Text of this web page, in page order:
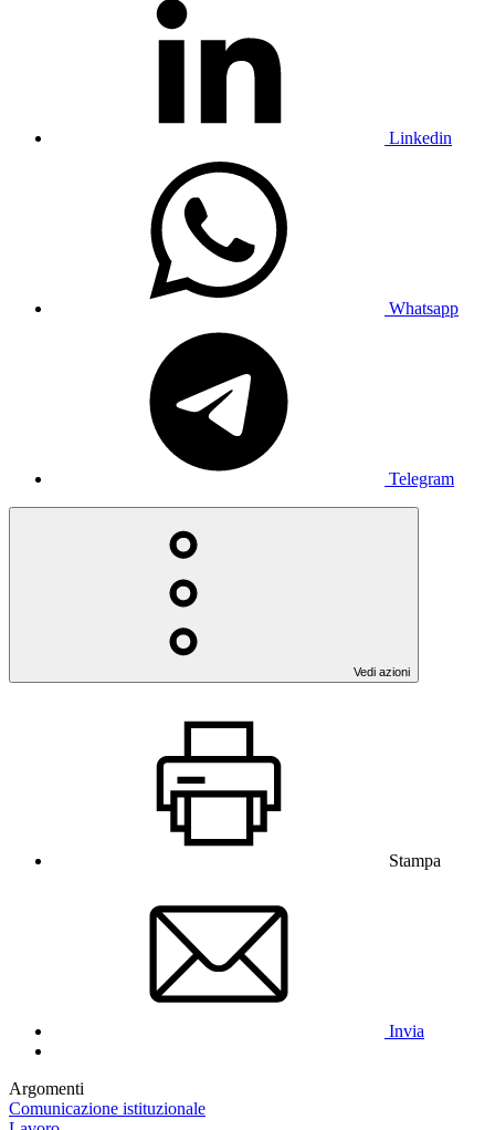
Linkedin
Whatsapp
Telegram
Vedi azioni
Stampa
Invia
Argomenti
Comunicazione istituzionale